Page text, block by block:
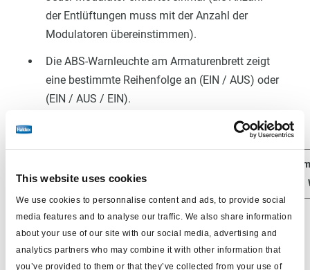
This website uses cookies
We use cookies to personnalise content and ads, to provide social
media features and to analyse our traffic. We also share information
about your use of our site with our social media, advertising and
analytics partners who may combine it with other information that
you’ve provided to them or that they’ve collected from your use of
der Entlüftungen muss mit der Anzahl der
Modulatoren übereinstimmen).
Die ABS-Warnleuchte am Armaturenbrett zeigt
eine bestimmte Reihenfolge an (EIN / AUS) oder
(EIN / AUS / EIN).
Wenn nicht Spannungsversorgung: